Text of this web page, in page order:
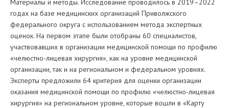
Материалы и методы. Исследование проводилось в 2019–2022
годах на базе медицинских организаций Приволжского
федерального округа с использованием метода экспертных
оценок. На первом этапе были отобраны 60 специалистов,
участвовавших в организации медицинской помощи по профилю
«челюстно-лицевая хирургия», как на уровне медицинской
организации, так и на региональном и федеральном уровнях.
Эксперты предложили 64 критерия для оценки организации
оказания медицинской помощи по профилю «челюстно-лицевая
хирургия» на региональном уровне, которые вошли в «Карту